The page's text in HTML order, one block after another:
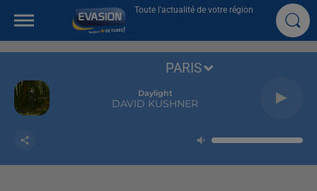
Toute l'actualité de votre région
Daylight
DAVID KUSHNER
PARIS